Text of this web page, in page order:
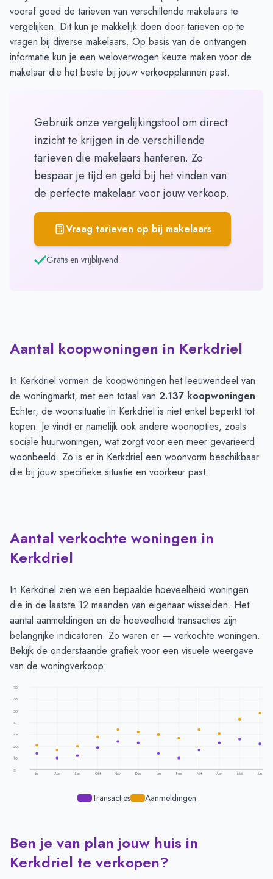
vooraf goed de tarieven van verschillende makelaars te
vergelijken. Dit kun je makkelijk doen door tarieven op te
vragen bij diverse makelaars. Op basis van de ontvangen
informatie kun je een weloverwogen keuze maken voor de
makelaar die het beste bij jouw verkoopplannen past.
Gebruik onze vergelijkingstool om direct
inzicht te krijgen in de verschillende
tarieven die makelaars hanteren. Zo
bespaar je tijd en geld bij het vinden van
de perfecte makelaar voor jouw verkoop.
Vraag tarieven op bij makelaars
Gratis en vrijblijvend
Aantal koopwoningen in Kerkdriel
In Kerkdriel vormen de koopwoningen het leeuwendeel van
de woningmarkt, met een totaal van 2.137 koopwoningen.
Echter, de woonsituatie in Kerkdriel is niet enkel beperkt tot
kopen. Je vindt er namelijk ook andere woonopties, zoals
sociale huurwoningen, wat zorgt voor een meer gevarieerd
woonbeeld. Zo is er in Kerkdriel een woonvorm beschikbaar
die bij jouw specifieke situatie en voorkeur past.
Aantal verkochte woningen in
Kerkdriel
In Kerkdriel zien we een bepaalde hoeveelheid woningen
die in de laatste 12 maanden van eigenaar wisselden. Het
aantal aanmeldingen en de hoeveelheid transacties zijn
belangrijke indicatoren. Zo waren er — verkochte woningen.
Bekijk de onderstaande grafiek voor een visuele weergave
van de woningverkoop:
70
60
50
40
30
20
10
0
Jul Aug Sep Okt Nov Dec Jan Feb Mrt Apr Mei Jun
Transacties Aanmeldingen
Transacties en aanmeldingen per maand - Kerkdriel
Maand
Transacties
Aanmeldingen
Juli
14
21
Ben je van plan jouw huis in
Kerkdriel te verkopen?